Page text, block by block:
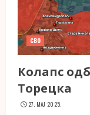
СВО
Колапс
Торецка
27. МАЈ 2025.